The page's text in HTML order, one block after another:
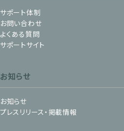
サポート体制
お問い合わせ
よくある質問
サポートサイト
お知らせ
お知らせ
プレスリリース・掲載情報